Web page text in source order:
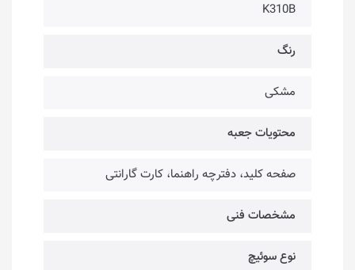
K310B
رنگ
مشکی
محتویات جعبه
صفحه کلید، دفترچه راهنما، کارت گارانتی
مشخصات فنی
نوع سوئیچ